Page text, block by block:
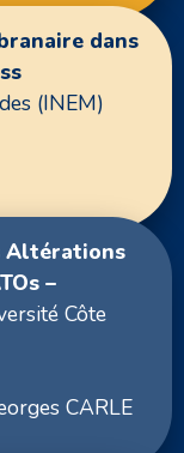
dans
(INEM)
Altérations
–
Côte
CARLE